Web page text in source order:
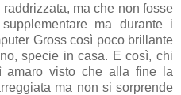
raddrizzata, ma che non fosse
ma durante i
Gross così poco brillante
specie in casa. E così, chi
amaro visto che alla fine la
ma non si sorprende